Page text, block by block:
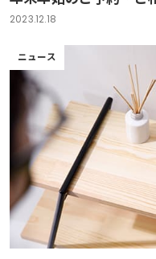
2023.12.18
ニュース